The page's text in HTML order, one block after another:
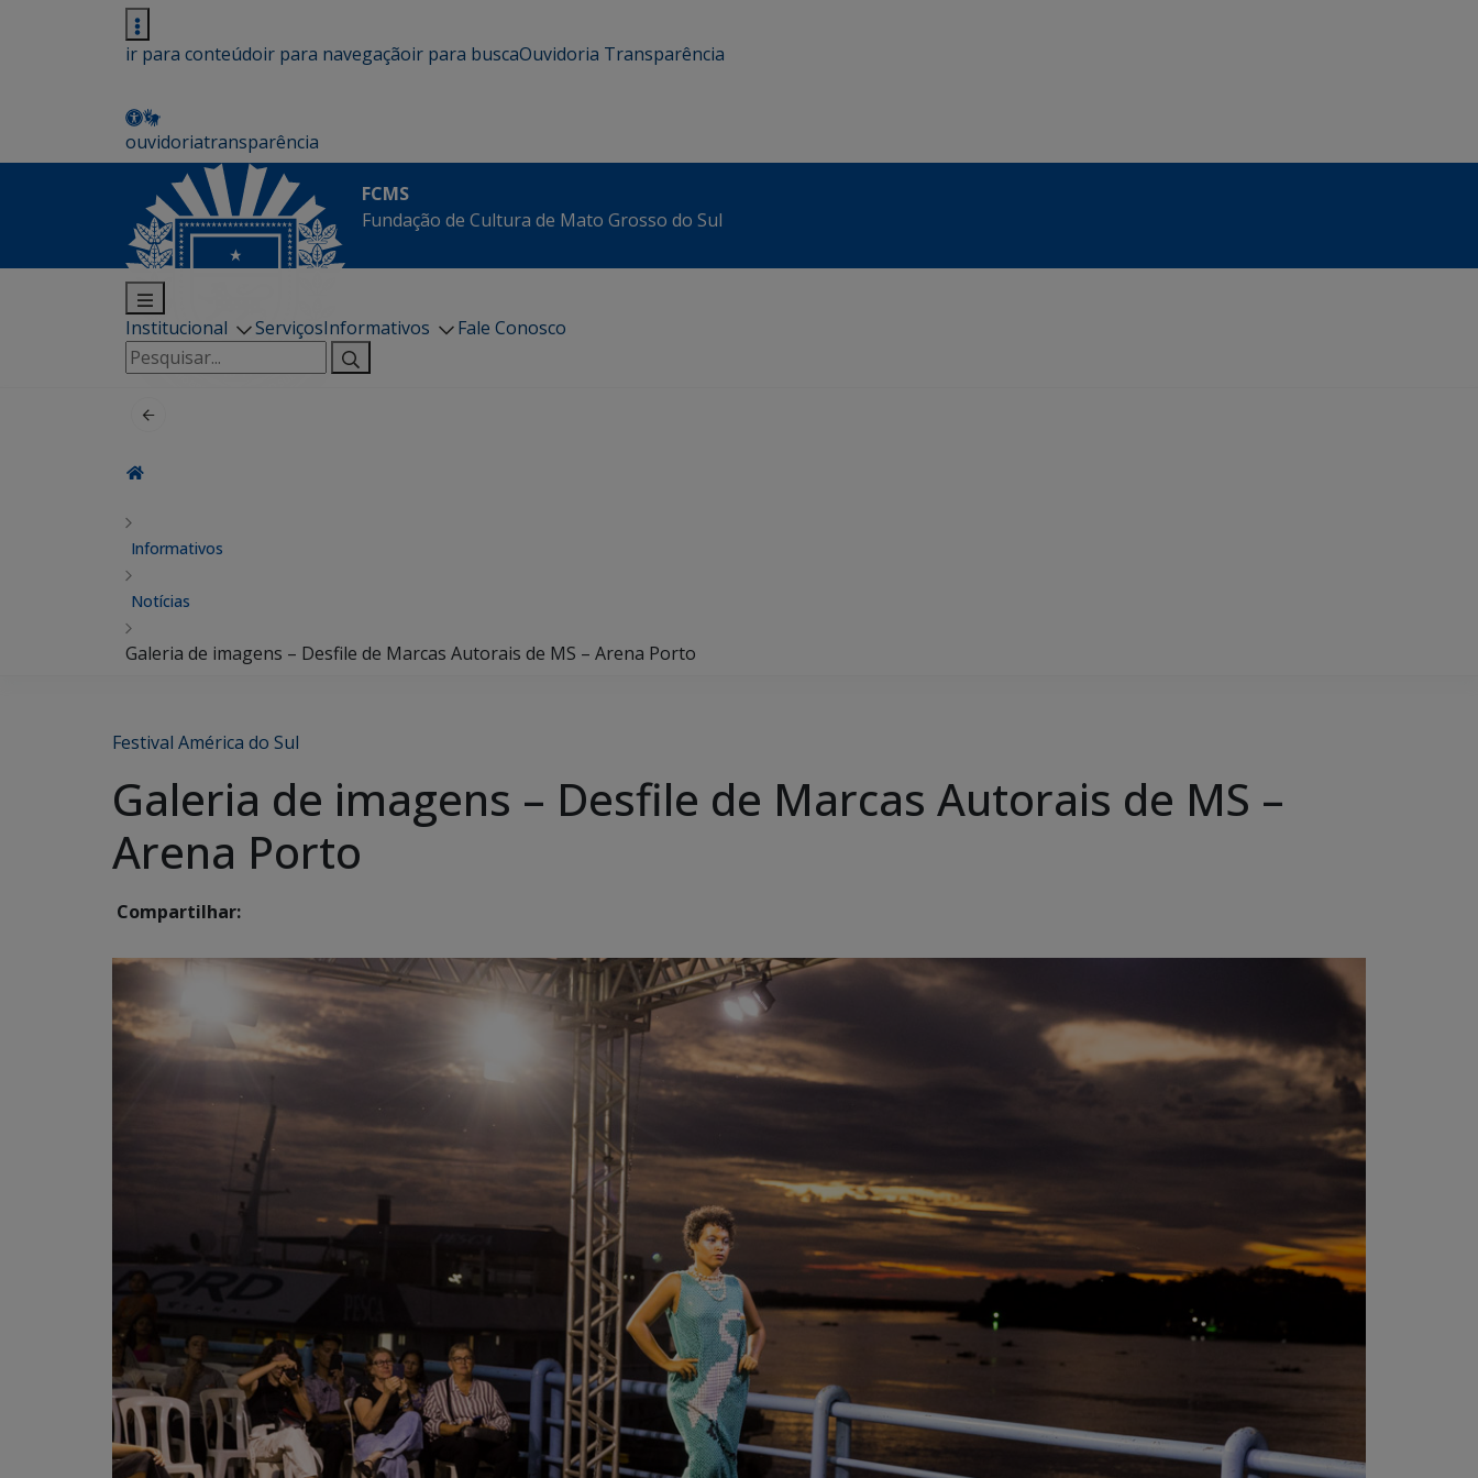
ir para conteúdoir para navegaçãoir para buscaOuvidoria Transparência
ouvidoriatransparência
FCMS
Fundação de Cultura de Mato Grosso do Sul
Institucional ServiçosInformativos
Fale Conosco
Pesquisar
por:
Informativos
Notícias
Galeria de imagens – Desfile de Marcas Autorais de MS – Arena Porto
Festival América do Sul
Galeria de imagens – Desfile de Marcas Autorais de MS –
Arena Porto
Compartilhar: